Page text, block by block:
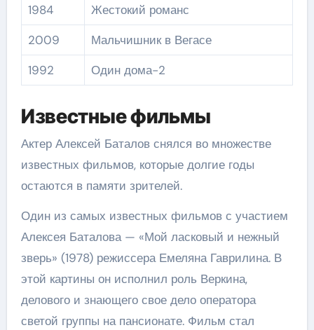
1984
Жестокий романс
2009
Мальчишник в Вегасе
1992
Один дома-2
Известные фильмы
Актер Алексей Баталов снялся во множестве
известных фильмов, которые долгие годы
остаются в памяти зрителей.
Один из самых известных фильмов с участием
Алексея Баталова — «Мой ласковый и нежный
зверь» (1978) режиссера Емеляна Гаврилина. В
этой картины он исполнил роль Веркина,
делового и знающего свое дело оператора
светой группы на пансионате. Фильм стал